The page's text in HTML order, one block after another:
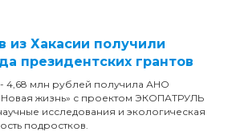
из Хакасии получили
президентских грантов
4,68 млн рублей получила АНО
жизнь» с проектом ЭКОПАТРУЛЬ
исследования и экологическая
подростков.